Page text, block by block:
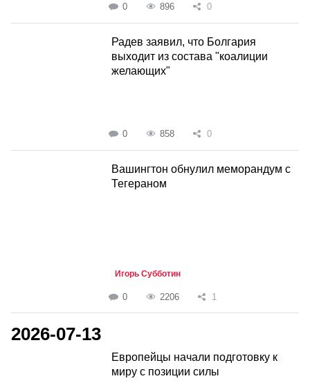
0 896 0
Радев заявил, что Болгария
выходит из состава "коалиции
желающих"
0 858 0
Вашингтон обнулил меморандум с
Тегераном
Игорь Субботин
0 2206 1
2026-07-13
Европейцы начали подготовку к
миру с позиции силы